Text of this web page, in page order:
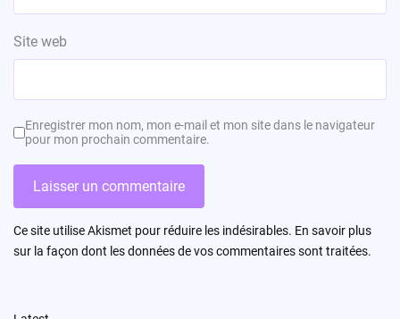
Site web
Enregistrer mon nom, mon e-mail et mon site dans le navigateur
pour mon prochain commentaire.
Ce site utilise Akismet pour réduire les indésirables. En savoir plus
sur la façon dont les données de vos commentaires sont traitées.